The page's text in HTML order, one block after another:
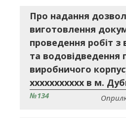
Про надання
виготовлення
проведення робіт з
та водовідведення
виробничого
ххххххххххх в м.
№134